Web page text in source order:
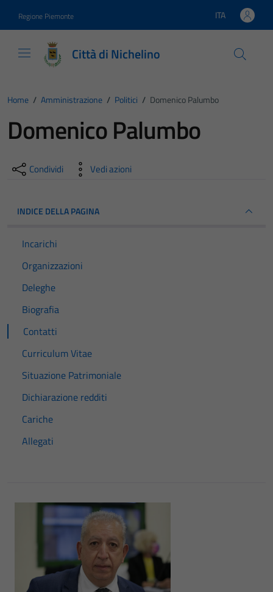
Regione Piemonte Lingua attiva:
ITA
Città di Nichelino
Home / Amministrazione / Politici / Domenico Palumbo
Domenico Palumbo
Condividi Vedi azioni
INDICE DELLA PAGINA
Incarichi
Organizzazioni
Deleghe
Biografia
Contatti
Curriculum Vitae
Situazione Patrimoniale
Dichiarazione redditi
Cariche
Allegati